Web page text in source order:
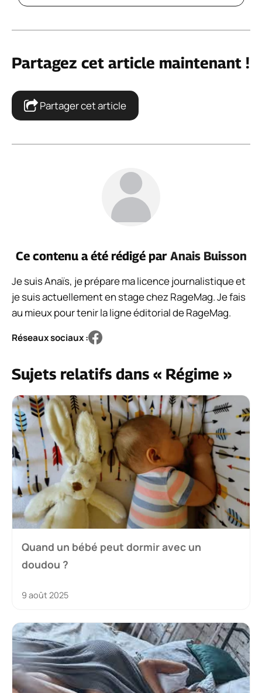
Partagez cet article maintenant !
Partager cet article
Ce contenu a été rédigé par Anais Buisson
Je suis Anaïs, je prépare ma licence journalistique et
je suis actuellement en stage chez RageMag. Je fais
au mieux pour tenir la ligne éditorial de RageMag.
Réseaux sociaux :
Sujets relatifs dans « Régime »
Quand un bébé peut dormir avec un
doudou ?
9 août 2025